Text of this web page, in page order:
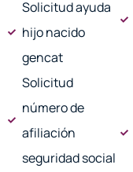
Solicitud ayuda
hijo nacido
gencat
Solicitud
número de
afiliación
seguridad social